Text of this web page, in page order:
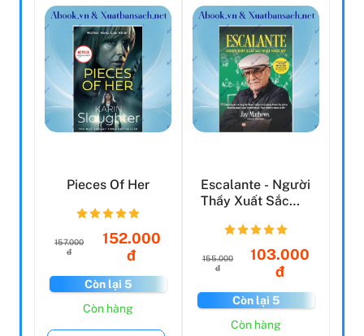
Pieces Of Her
157.000
đ
152.000
đ
Còn lại 5
Còn hàng
Escalante - Người
Thầy Xuất Sắc
155.000
đ
103.000
đ
Còn lại 5
Còn hàng